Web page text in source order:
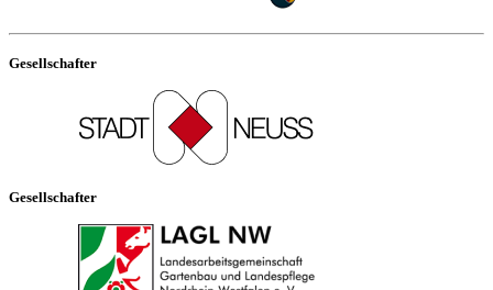
Gesellschafter
Gesellschafter